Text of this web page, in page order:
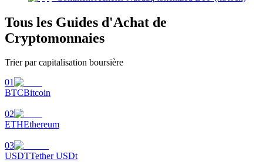
Jalonnement
Tous les Guides d'Achat de
Cryptomonnaies
Trier par capitalisation boursière
01
BTCBitcoin
02
ETHEthereum
03
USDTTether USDt